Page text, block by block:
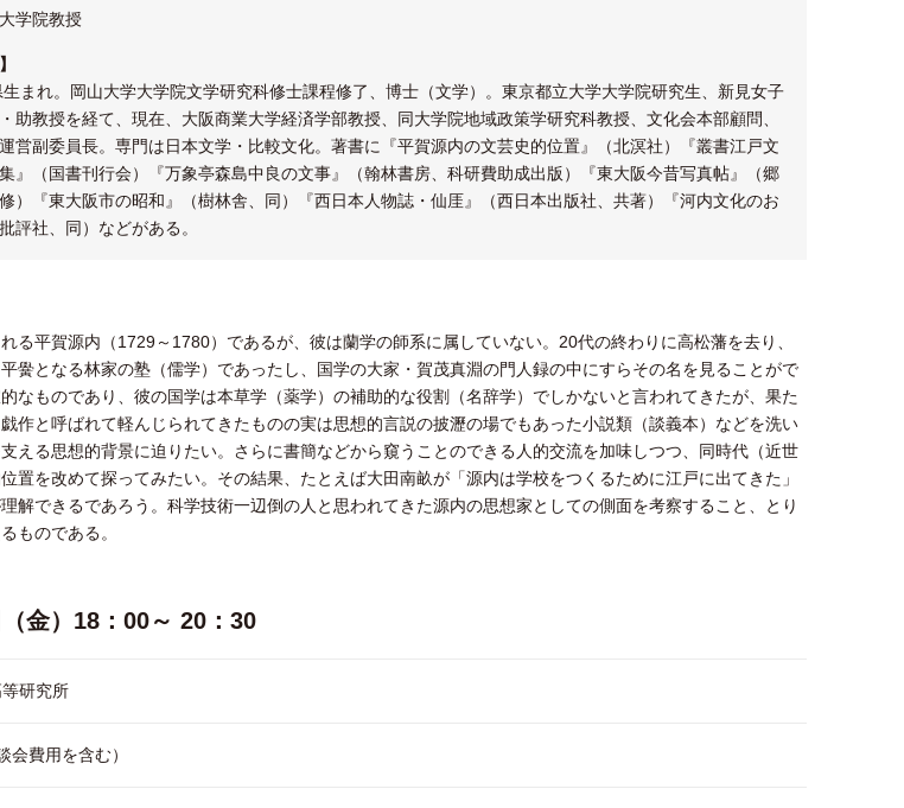
学院教授
まれ。岡山大学大学院文学研究科修士課程修了、博士（文学）。東京都立大学大学院研究生、新見女子
助教授を経て、現在、大阪商業大学経済学部教授、同大学院地域政策学研究科教授、文化会本部顧問、
営副委員長。専門は日本文学・比較文化。著書に『平賀源内の文芸史的位置』（北溟社）『叢書江戸文
』（国書刊行会）『万象亭森島中良の文事』（翰林書房、科研費助成出版）『東大阪今昔写真帖』（郷
）『東大阪市の昭和』（樹林舎、同）『西日本人物誌・仙厓』（西日本出版社、共著）『河内文化のお
評社、同）などがある。
る平賀源内（1729～1780）であるが、彼は蘭学の師系に属していない。20代の終わりに高松藩を去り、
黌となる林家の塾（儒学）であったし、国学の大家・賀茂真淵の門人録の中にすらその名を見ることがで
なものであり、彼の国学は本草学（薬学）の補助的な役割（名辞学）でしかないと言われてきたが、果た
作と呼ばれて軽んじられてきたものの実は思想的言説の披瀝の場でもあった小説類（談義本）などを洗い
える思想的背景に迫りたい。さらに書簡などから窺うことのできる人的交流を加味しつつ、同時代（近世
置を改めて探ってみたい。その結果、たとえば大田南畝が「源内は学校をつくるために江戸に出てきた」
解できるであろう。科学技術一辺倒の人と思われてきた源内の思想家としての側面を考察すること、とり
ものである。
金）18：00～ 20：30
研究所
会費用を含む）